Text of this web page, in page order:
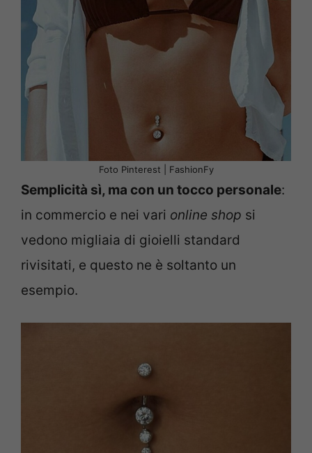
Foto Pinterest | FashionFy
Semplicità sì, ma con un tocco personale:
in commercio e nei vari online shop si
vedono migliaia di gioielli standard
rivisitati, e questo ne è soltanto un
esempio.